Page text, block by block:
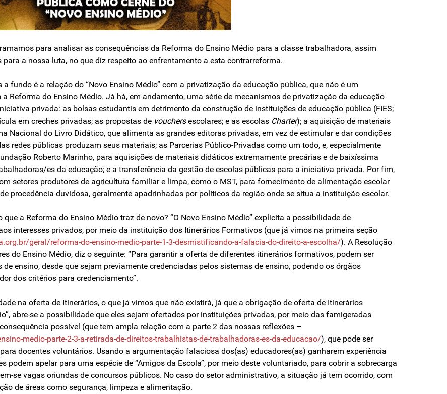
para analisar as consequências da Reforma do Ensino Médio para a classe trabalhadora, assim
a nossa luta, no que diz respeito ao enfrentamento a esta contrarreforma.
fundo é a relação do “Novo Ensino Médio” com a privatização da educação pública, que não é um
Reforma do Ensino Médio. Já há, em andamento, uma série de mecanismos de privatização da educação
privada: as bolsas estudantis em detrimento da construção de instituições de educação pública (FIES;
em creches privadas; as propostas de vouchersescolares; e as escolas Charter); a aquisição de materiais
Nacional do Livro Didático, que alimenta as grandes editoras privadas, em vez de estimular e dar condições
redes públicas produzam seus materiais; as Parcerias Público-Privadas como um todo, e, especialmente
Roberto Marinho, para aquisições de materiais didáticos extremamente precárias e de baixíssima
es da educação; e a transferência da gestão de escolas públicas para a iniciativa privada. Por fim,
setores produtores de agricultura familiar e limpa, como o MST, para fornecimento de alimentação escolar
procedência duvidosa, geralmente apadrinhadas por políticos da região onde se situa a instituição escolar.
a Reforma do Ensino Médio traz de novo? “O Novo Ensino Médio” explicita a possibilidade de
interesses privados, por meio da instituição dos Itinerários Formativos (que já vimos na primeira seção
geral/reforma-do-ensino-medio-parte-1-3-desmistificando-a-falacia-do-direito-a-escolha/). A Resolução
do Ensino Médio, diz o seguinte: “Para garantir a oferta de diferentes itinerários formativos, podem ser
ensino, desde que sejam previamente credenciadas pelos sistemas de ensino, podendo os órgãos
dos critérios para credenciamento”.
na oferta de Itinerários, o que já vimos que não existirá, já que a obrigação de oferta de Itinerários
abre-se a possibilidade que eles sejam ofertados por instituições privadas, por meio das famigeradas
possível (que tem ampla relação com a parte 2 das nossas reflexões –
medio-parte-2-3-a-retirada-de-direitos-trabalhistas-de-trabalhadoras-es-da-educacao/), que pode ser
docentes voluntários. Usando a argumentação falaciosa dos(as) educadores(as) ganharem experiência
podem apelar para uma espécie de “Amigos da Escola”, por meio deste voluntariado, para cobrir a sobrecarga
se vagas oriundas de concursos públicos. No caso do setor administrativo, a situação já tem ocorrido, com
de áreas como segurança, limpeza e alimentação.